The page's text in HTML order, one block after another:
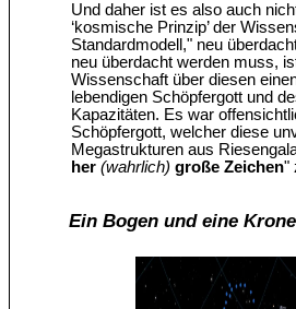
Und daher ist es also auch
‘kosmische Prinzip’ der
Standardmodell," neu
neu überdacht werden muss,
Wissenschaft über diesen
lebendigen Schöpfergott und
Kapazitäten. Es war
Schöpfergott, welcher diese
Megastrukturen aus
her(wahrlich) große Zeichen"
Ein Bogen und eine